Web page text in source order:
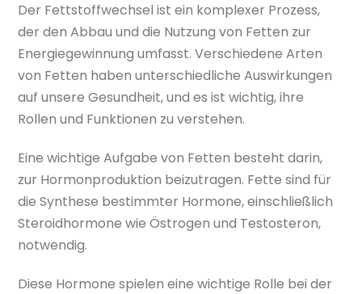
Der Fettstoffwechsel ist ein komplexer Prozess,
der den Abbau und die Nutzung von Fetten zur
Energiegewinnung umfasst. Verschiedene Arten
von Fetten haben unterschiedliche Auswirkungen
auf unsere Gesundheit, und es ist wichtig, ihre
Rollen und Funktionen zu verstehen.
Eine wichtige Aufgabe von Fetten besteht darin,
zur Hormonproduktion beizutragen. Fette sind für
die Synthese bestimmter Hormone, einschließlich
Steroidhormone wie Östrogen und Testosteron,
notwendig.
Diese Hormone spielen eine wichtige Rolle bei der